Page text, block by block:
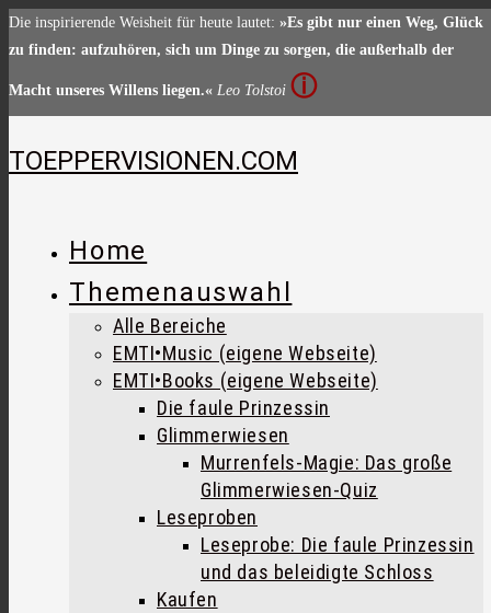
Zum
Inhalt
Die inspirierende Weisheit für heute lautet: »Es gibt nur einen Weg, Glück
zu finden: aufzuhören, sich um Dinge zu sorgen, die außerhalb der
Macht unseres Willens liegen.« Leo Tolstoi ⓘ
TOEPPERVISIONEN.COM
Home
Themenauswahl
Alle Bereiche
EMTI•Music (eigene Webseite)
EMTI•Books (eigene Webseite)
Die faule Prinzessin
Glimmerwiesen
Murrenfels-Magie: Das große
Glimmerwiesen-Quiz
Leseproben
Leseprobe: Die faule Prinzessin
und das beleidigte Schloss
Kaufen